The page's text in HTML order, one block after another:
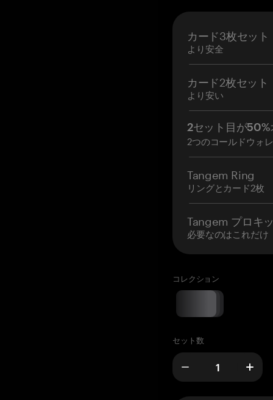
カード3枚セット
より安全
カード2枚セット
より安い
2セット目が50%
2つのコールドウォ
Tangem Ring
リングとカード2枚
Tangem プロキ
必要なのはこれだけ
コレクション
セット数